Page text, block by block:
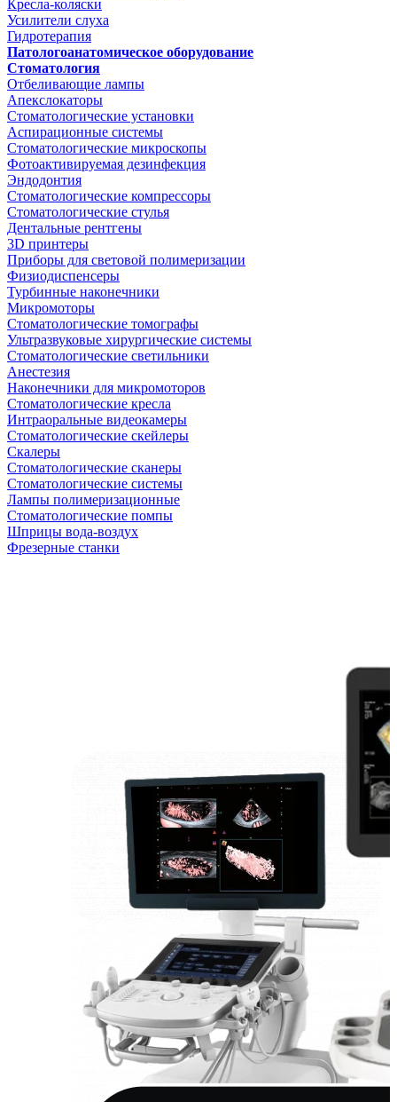
Кресла-коляски
Усилители слуха
Гидротерапия
Патологоанатомическое оборудование
Стоматология
Отбеливающие лампы
Апекслокаторы
Стоматологические установки
Аспирационные системы
Стоматологические микроскопы
Фотоактивируемая дезинфекция
Эндодонтия
Стоматологические компрессоры
Стоматологические стулья
Дентальные рентгены
3D принтеры
Приборы для световой полимеризации
Физиодиспенсеры
Турбинные наконечники
Микромоторы
Стоматологические томографы
Ультразвуковые хирургические системы
Стоматологические светильники
Анестезия
Наконечники для микромоторов
Стоматологические кресла
Интраоральные видеокамеры
Стоматологические скейлеры
Скалеры
Стоматологические сканеры
Стоматологические системы
Лампы полимеризационные
Стоматологические помпы
Шприцы вода-воздух
Фрезерные станки